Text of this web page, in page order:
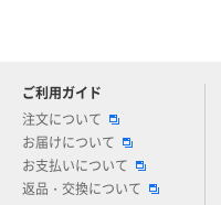
ご利用ガイド
注文について
お届けについて
お支払いについて
返品・交換について